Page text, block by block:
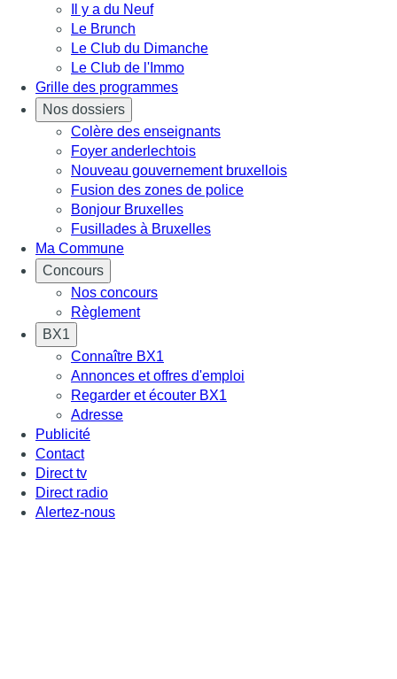
Il y a du Neuf
Le Brunch
Le Club du Dimanche
Le Club de l'Immo
Grille des programmes
Nos dossiers
Colère des enseignants
Foyer anderlechtois
Nouveau gouvernement bruxellois
Fusion des zones de police
Bonjour Bruxelles
Fusillades à Bruxelles
Ma Commune
Concours
Nos concours
Règlement
BX1
Connaître BX1
Annonces et offres d'emploi
Regarder et écouter BX1
Adresse
Publicité
Contact
Direct tv
Direct radio
Alertez-nous